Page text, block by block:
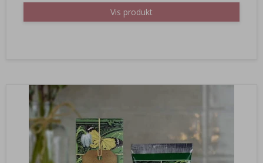
Vis produkt